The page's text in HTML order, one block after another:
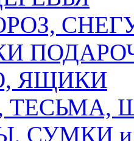
ЯЩИКИ
ТЕСЬМА,
СУМКИ